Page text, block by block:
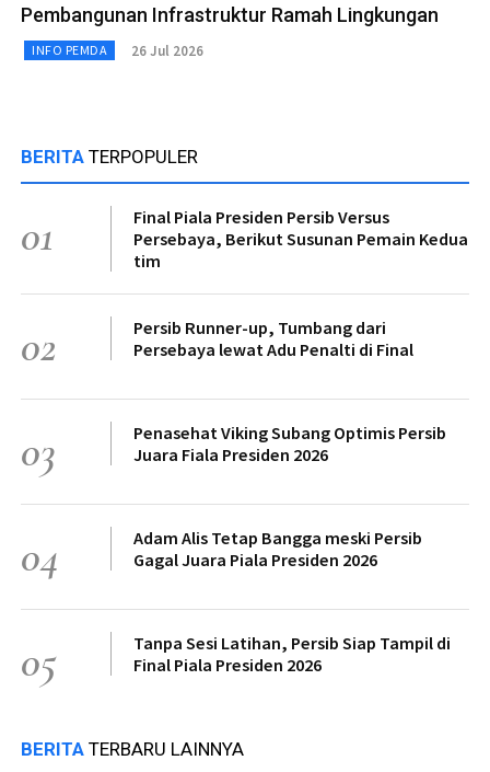
Pembangunan Infrastruktur Ramah Lingkungan
INFO PEMDA 26 Jul 2026
BERITA TERPOPULER
01
Final Piala Presiden Persib Versus
Persebaya, Berikut Susunan Pemain Kedua
tim
02
Persib Runner-up, Tumbang dari
Persebaya lewat Adu Penalti di Final
03
Penasehat Viking Subang Optimis Persib
Juara Fiala Presiden 2026
04
Adam Alis Tetap Bangga meski Persib
Gagal Juara Piala Presiden 2026
05
Tanpa Sesi Latihan, Persib Siap Tampil di
Final Piala Presiden 2026
BERITA TERBARU LAINNYA